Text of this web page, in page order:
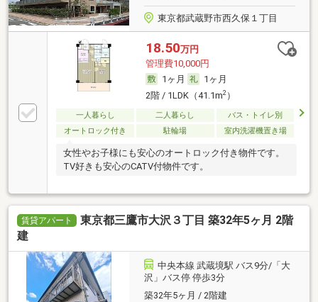
東京都武蔵野市西久保１丁目
18.50万円
管理費10,000円
1ヶ月
1ヶ月
2階 / 1LDK（41.1m2）
一人暮らし 二人暮らし
バス・トイレ別
オートロック付き
駐輪場 室内洗濯機置き場
女性やお子様にも安心のオートロック付き物件です。
TV好きも安心のCATV付物件です。
賃貸アパート
東京都三鷹市大沢３丁目 築32年5ヶ月 2階
建
中央本線 武蔵境駅 バス9分/「大
沢」バス停 停歩3分
築32年5ヶ月 / 2階建